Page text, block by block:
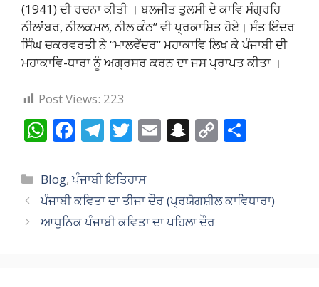
(1941) ਦੀ ਰਚਨਾ ਕੀਤੀ । ਬਲਜੀਤ ਤੁਲਸੀ ਦੇ ਕਾਵਿ ਸੰਗ੍ਰਹਿ
ਨੀਲਾਂਬਰ, ਨੀਲਕਮਲ, ਨੀਲ ਕੰਠ” ਵੀ ਪ੍ਰਕਾਸ਼ਿਤ ਹੋਏ। ਸੰਤ ਇੰਦਰ
ਸਿੰਘ ਚਕਰਵਰਤੀ ਨੇ “ਮਾਲਵੇਂਦਰ” ਮਹਾਕਾਵਿ ਲਿਖ ਕੇ ਪੰਜਾਬੀ ਦੀ
ਮਹਾਕਾਵਿ-ਧਾਰਾ ਨੂੰ ਅਗ੍ਰਸਰ ਕਰਨ ਦਾ ਜਸ ਪ੍ਰਾਪਤ ਕੀਤਾ ।
Post Views: 223
W
h
at
s
A
F
ac
e
b
o
T
el
e
gr
a
T
w
itt
er
E
m
l
S
n
p
c
C
o
y e
Categories
Blog,ਪੰਜਾਬੀ ਇਤਿਹਾਸ
ਪੰਜਾਬੀ ਕਵਿਤਾ ਦਾ ਤੀਜਾ ਦੌਰ (ਪ੍ਰਯੋਗਸ਼ੀਲ ਕਾਵਿਧਾਰਾ)
ਆਧੁਨਿਕ ਪੰਜਾਬੀ ਕਵਿਤਾ ਦਾ ਪਹਿਲਾ ਦੌਰ